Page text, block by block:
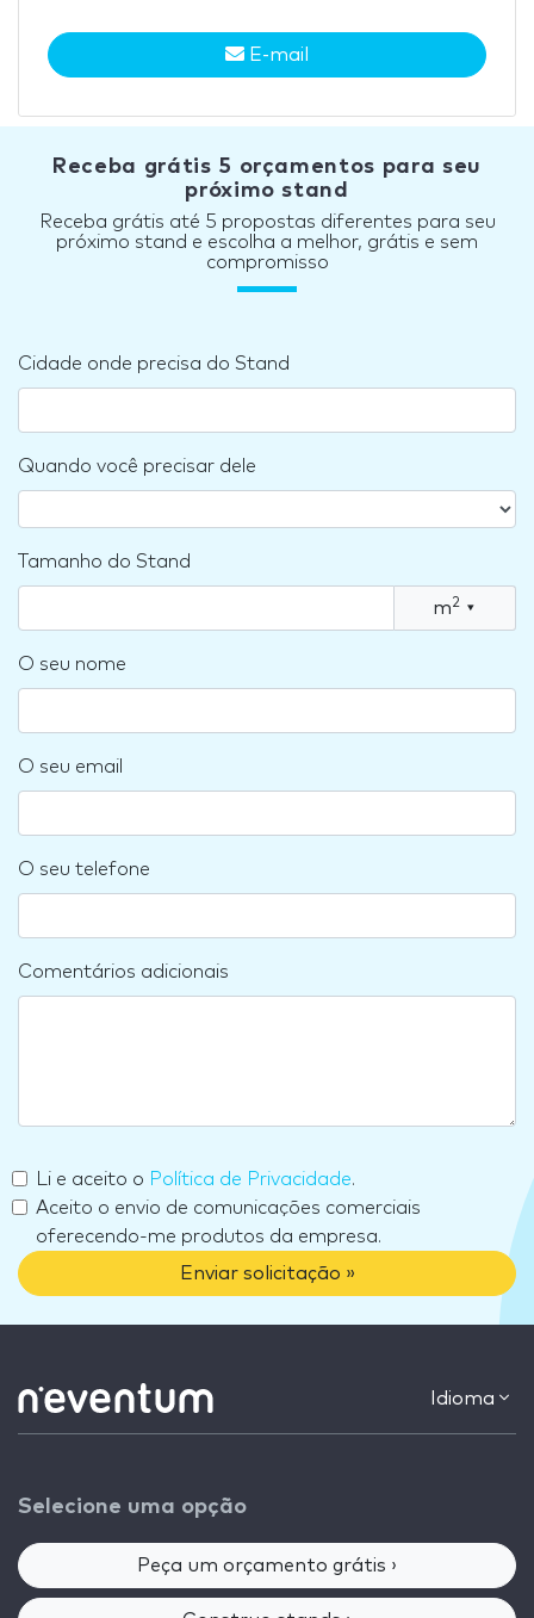
E-mail
Receba grátis 5 orçamentos para seu
próximo stand
Receba grátis até 5 propostas diferentes para seu
próximo stand e escolha a melhor, grátis e sem
compromisso
Cidade onde precisa do Stand
Quando você precisar dele
Tamanho do Stand
m2 ▾
O seu nome
O seu email
O seu telefone
Comentários adicionais
Li e aceito o Política de Privacidade.
Aceito o envio de comunicações comerciais
oferecendo-me produtos da empresa.
Enviar solicitação »
Idioma
Selecione uma opção
Peça um orçamento grátis ›